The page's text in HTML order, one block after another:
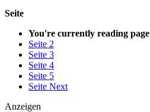
Seite
You're currently reading page
Seite 2
Seite 3
Seite 4
Seite 5
Seite Next
Anzeigen